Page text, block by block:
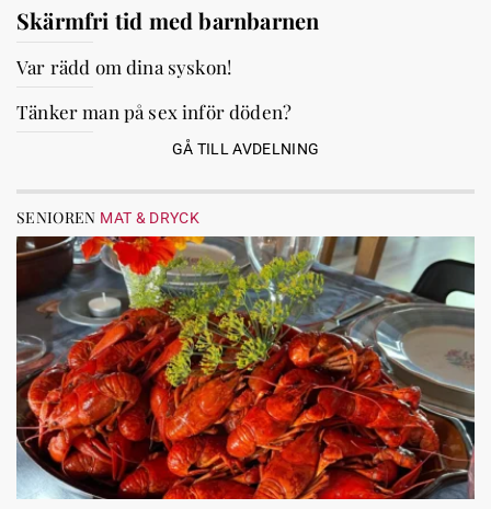
Skärmfri tid med barnbarnen
Var rädd om dina syskon!
Tänker man på sex inför döden?
GÅ TILL AVDELNING
SENIOREN MAT & DRYCK